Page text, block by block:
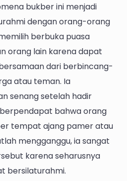
bukber ini menjadi
dengan orang-orang
berbuka puasa
orang lain karena dapat
dari berbincang-
atau teman. Ia
senang setelah hadir
bahwa orang
tempat ajang pamer atau
mengganggu, ia sangat
karena seharusnya
bersilaturahmi.